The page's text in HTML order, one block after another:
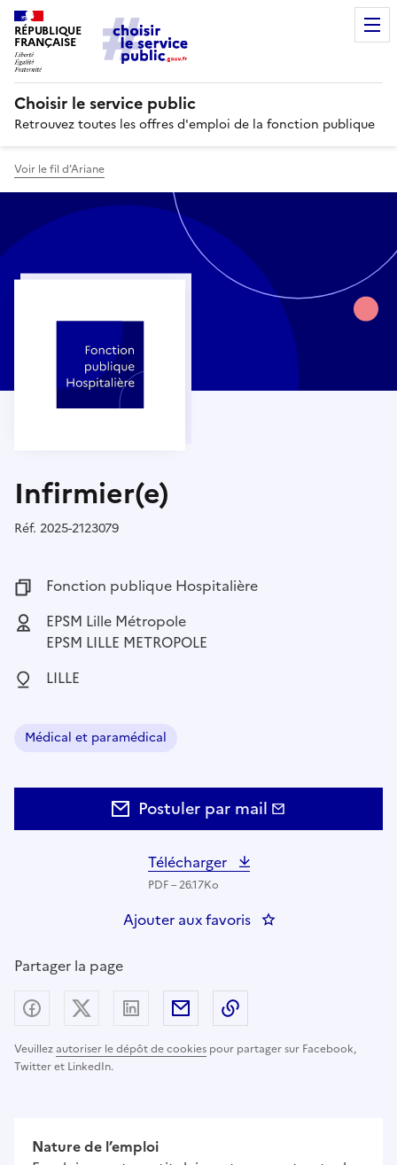
RÉPUBLIQUE
FRANÇAISE
Choisir le service public
Retrouvez toutes les offres d'emploi de la fonction publique
Voir le fil d’Ariane
Infirmier(e)
Réf. Référence :
2025-2123079
Fonction publique :
Fonction publique Hospitalière
Employeur :
EPSM Lille Métropole
EPSM LILLE METROPOLE
Localisation :
LILLE
Domaine :
Médical et paramédical
Postuler par mail
Télécharger
PDF – 26.17Ko
Ajouter aux favoris : Infirmier(e)
Partager la page
Veuillezautoriser le dépôt de cookies pour partager sur Facebook,
Twitter et LinkedIn.
Partager sur Facebook
Partager sur X (anciennement Twitter) -
Partager sur LinkedIn
Partager par email
Nature de l’emploi